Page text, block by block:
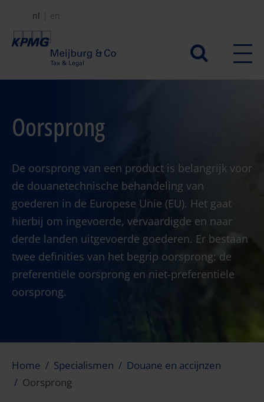
naar
Secundair
menu
nl en
Oorsprong
De oorsprong van een product is belangrijk voor
de douanetechnische behandeling van
goederen in de Europese Unie (EU). Het gaat
hierbij om ingevoerde, vervaardigde en naar
derde landen uitgevoerde goederen. Er bestaan
twee definities van het begrip oorsprong: de
preferentiële oorsprong en niet-preferentiële
oorsprong.
Home Specialismen
Douane en accijnzen
Oorsprong